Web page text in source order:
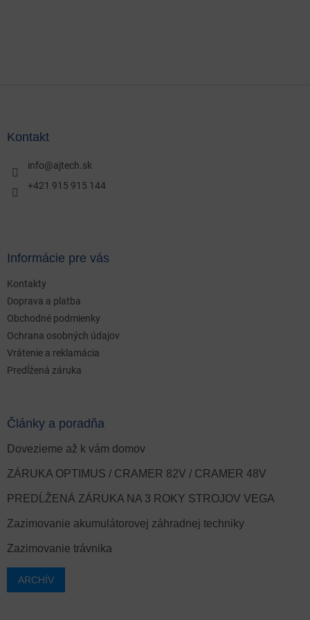
Kontakt
info@ajtech.sk
+421 915 915 144
Informácie pre vás
Kontakty
Doprava a platba
Obchodné podmienky
Ochrana osobných údajov
Vrátenie a reklamácia
Predĺžená záruka
Články a poradňa
Dovezieme až k vám domov
ZÁRUKA OPTIMUS / CRAMER 82V / CRAMER 48V
PREDĹŽENÁ ZÁRUKA NA 3 ROKY STROJOV VEGA
Zazimovanie akumulátorovej záhradnej techniky
Zazimovanie trávnika
ARCHÍV